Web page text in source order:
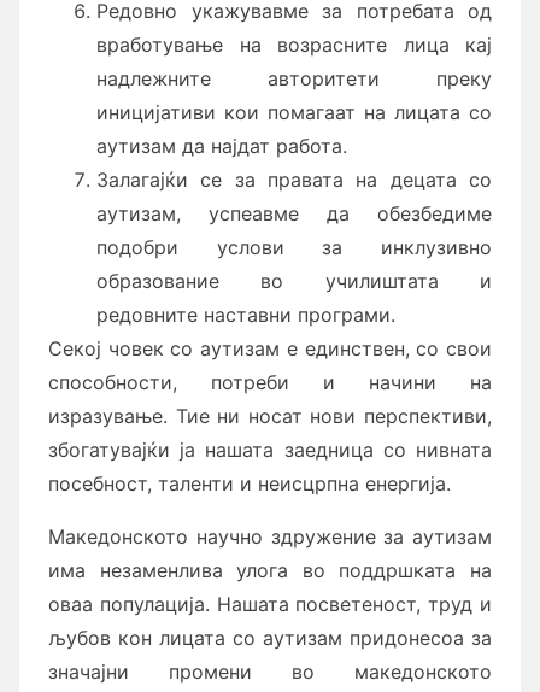
Редовно укажувавме за потребата од
вработување на возрасните лица кај
надлежните авторитети преку
иницијативи кои помагаат на лицата со
аутизам да најдат работа.
Залагајќи се за правата на децата со
аутизам, успеавме да обезбедиме
подобри услови за инклузивно
образование во училиштата и
редовните наставни програми.
Секој човек со аутизам е единствен, со свои
способности, потреби и начини на
изразување. Тие ни носат нови перспективи,
збогатувајќи ја нашата заедница со нивната
посебност, таленти и неисцрпна енергија.
Македонското научно здружение за аутизам
има незаменлива улога во поддршката на
оваа популација. Нашата посветеност, труд и
љубов кон лицата со аутизам придонесоа за
значајни промени во македонското